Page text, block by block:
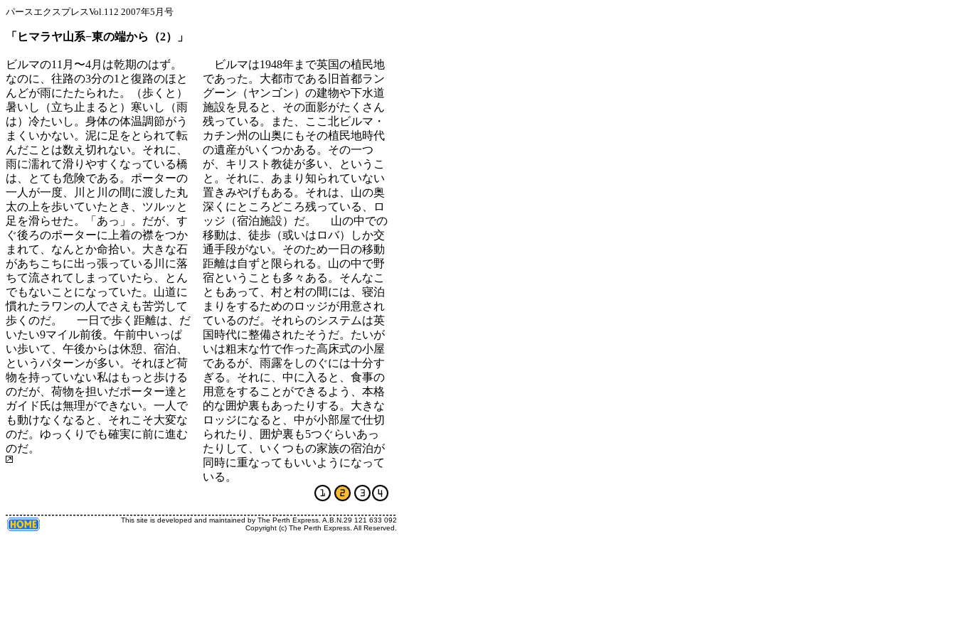
パースエクスプレスVol.112 2007年5月号
「ヒマラヤ山系−東の端から（2）」
ビルマの11月〜4月は乾期のはず。
なのに、往路の3分の1と復路のほと
んどが雨にたたられた。（歩くと）
暑いし（立ち止まると）寒いし（雨
は）冷たいし。身体の体温調節がう
まくいかない。泥に足をとられて転
んだことは数え切れない。それに、
雨に濡れて滑りやすくなっている橋
は、とても危険である。ポーターの
一人が一度、川と川の間に渡した丸
太の上を歩いていたとき、ツルッと
足を滑らせた。「あっ」。だが、す
ぐ後ろのポーターに上着の襟をつか
まれて、なんとか命拾い。大きな石
があちこちに出っ張っている川に落
ちて流されてしまっていたら、とん
でもないことになっていた。山道に
慣れたラワンの人でさえも苦労して
歩くのだ。 一日で歩く距離は、だ
いたい9マイル前後。午前中いっぱ
い歩いて、午後からは休憩、宿泊、
というパターンが多い。それほど荷
物を持っていない私はもっと歩ける
のだが、荷物を担いだポーター達と
ガイド氏は無理ができない。一人で
も動けなくなると、それこそ大変な
のだ。ゆっくりでも確実に前に進む
のだ。
ビルマは1948年まで英国の植民地
であった。大都市である旧首都ラン
グーン（ヤンゴン）の建物や下水道
施設を見ると、その面影がたくさん
残っている。また、ここ北ビルマ・
カチン州の山奥にもその植民地時代
の遺産がいくつかある。その一つ
が、キリスト教徒が多い、というこ
と。それに、あまり知られていない
置きみやげもある。それは、山の奥
深くにところどころ残っている、ロ
ッジ（宿泊施設）だ。 山の中での
移動は、徒歩（或いはロバ）しか交
通手段がない。そのため一日の移動
距離は自ずと限られる。山の中で野
宿ということも多々ある。そんなこ
ともあって、村と村の間には、寝泊
まりをするためのロッジが用意され
ているのだ。それらのシステムは英
国時代に整備されたそうだ。たいが
いは粗末な竹で作った高床式の小屋
であるが、雨露をしのぐには十分す
ぎる。それに、中に入ると、食事の
用意をすることができるよう、本格
的な囲炉裏もあったりする。大きな
ロッジになると、中が小部屋で仕切
られたり、囲炉裏も5つぐらいあっ
たりして、いくつもの家族の宿泊が
同時に重なってもいいようになって
いる。
This site is developed and maintained by The Perth Express. A.B.N.29 121 633 092
Copyright (c) The Perth Express. All Reserved.